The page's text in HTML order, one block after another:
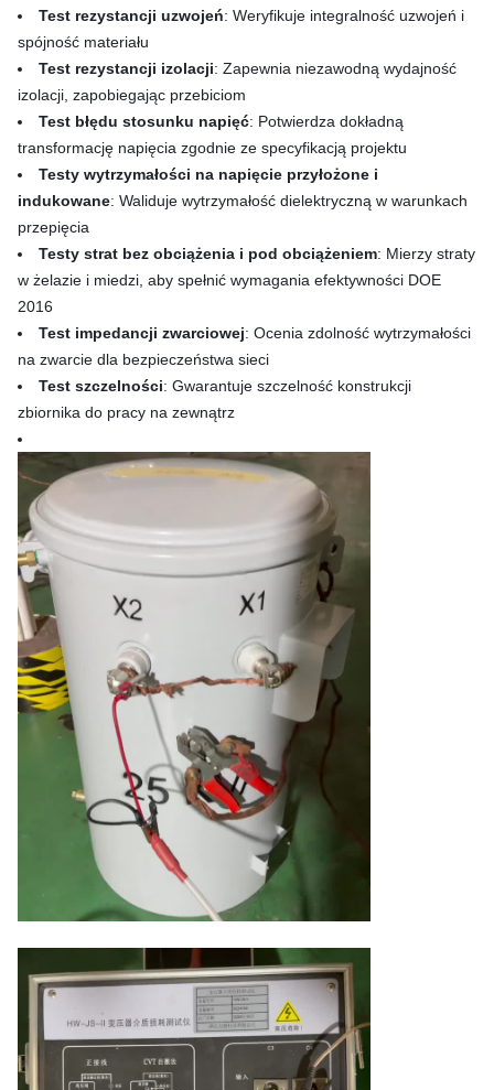
Test rezystancji uzwojeń: Weryfikuje integralność uzwojeń i
spójność materiału
Test rezystancji izolacji: Zapewnia niezawodną wydajność
izolacji, zapobiegając przebiciom
Test błędu stosunku napięć: Potwierdza dokładną
transformację napięcia zgodnie ze specyfikacją projektu
Testy wytrzymałości na napięcie przyłożone i
indukowane: Waliduje wytrzymałość dielektryczną w warunkach
przepięcia
Testy strat bez obciążenia i pod obciążeniem: Mierzy straty
w żelazie i miedzi, aby spełnić wymagania efektywności DOE
2016
Test impedancji zwarciowej: Ocenia zdolność wytrzymałości
na zwarcie dla bezpieczeństwa sieci
Test szczelności: Gwarantuje szczelność konstrukcji
zbiornika do pracy na zewnątrz